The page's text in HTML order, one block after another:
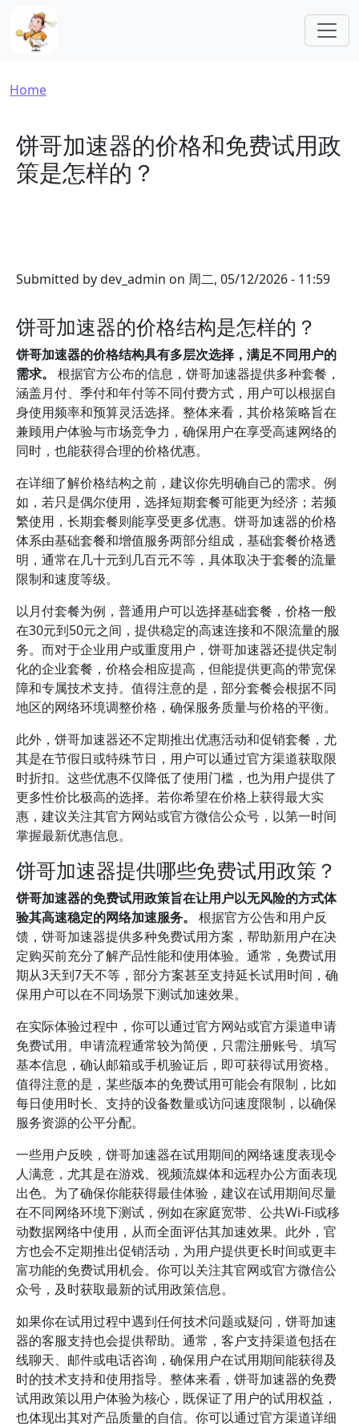
Skip to main content
Breadcrumb
Home
饼哥加速器的价格和免费试用政
策是怎样的？
Submitted bydev_admin on 周二, 05/12/2026 - 11:59
饼哥加速器的价格结构是怎样的？
饼哥加速器的价格结构具有多层次选择，满足不同用户的
需求。
根据官方公布的信息，饼哥加速器提供多种套餐，
涵盖月付、季付和年付等不同付费方式，用户可以根据自
身使用频率和预算灵活选择。整体来看，其价格策略旨在
兼顾用户体验与市场竞争力，确保用户在享受高速网络的
同时，也能获得合理的价格优惠。
在详细了解价格结构之前，建议你先明确自己的需求。例
如，若只是偶尔使用，选择短期套餐可能更为经济；若频
繁使用，长期套餐则能享受更多优惠。饼哥加速器的价格
体系由基础套餐和增值服务两部分组成，基础套餐价格透
明，通常在几十元到几百元不等，具体取决于套餐的流量
限制和速度等级。
以月付套餐为例，普通用户可以选择基础套餐，价格一般
在30元到50元之间，提供稳定的高速连接和不限流量的服
务。而对于企业用户或重度用户，饼哥加速器还提供定制
化的企业套餐，价格会相应提高，但能提供更高的带宽保
障和专属技术支持。值得注意的是，部分套餐会根据不同
地区的网络环境调整价格，确保服务质量与价格的平衡。
此外，饼哥加速器还不定期推出优惠活动和促销套餐，尤
其是在节假日或特殊节日，用户可以通过官方渠道获取限
时折扣。这些优惠不仅降低了使用门槛，也为用户提供了
更多性价比极高的选择。若你希望在价格上获得最大实
惠，建议关注其官方网站或官方微信公众号，以第一时间
掌握最新优惠信息。
饼哥加速器提供哪些免费试用政策？
饼哥加速器的免费试用政策旨在让用户以无风险的方式体
验其高速稳定的网络加速服务。
根据官方公告和用户反
馈，饼哥加速器提供多种免费试用方案，帮助新用户在决
定购买前充分了解产品性能和使用体验。通常，免费试用
期从3天到7天不等，部分方案甚至支持延长试用时间，确
保用户可以在不同场景下测试加速效果。
在实际体验过程中，你可以通过官方网站或官方渠道申请
免费试用。申请流程通常较为简便，只需注册账号、填写
基本信息，确认邮箱或手机验证后，即可获得试用资格。
值得注意的是，某些版本的免费试用可能会有限制，比如
每日使用时长、支持的设备数量或访问速度限制，以确保
服务资源的公平分配。
一些用户反映，饼哥加速器在试用期间的网络速度表现令
人满意，尤其是在游戏、视频流媒体和远程办公方面表现
出色。为了确保你能获得最佳体验，建议在试用期间尽量
在不同网络环境下测试，例如在家庭宽带、公共Wi-Fi或移
动数据网络中使用，从而全面评估其加速效果。此外，官
方也会不定期推出促销活动，为用户提供更长时间或更丰
富功能的免费试用机会。你可以关注其官网或官方微信公
众号，及时获取最新的试用政策信息。
如果你在试用过程中遇到任何技术问题或疑问，饼哥加速
器的客服支持也会提供帮助。通常，客户支持渠道包括在
线聊天、邮件或电话咨询，确保用户在试用期间能获得及
时的技术支持和使用指导。整体来看，饼哥加速器的免费
试用政策以用户体验为核心，既保证了用户的试用权益，
也体现出其对产品质量的自信。你可以通过官方渠道详细